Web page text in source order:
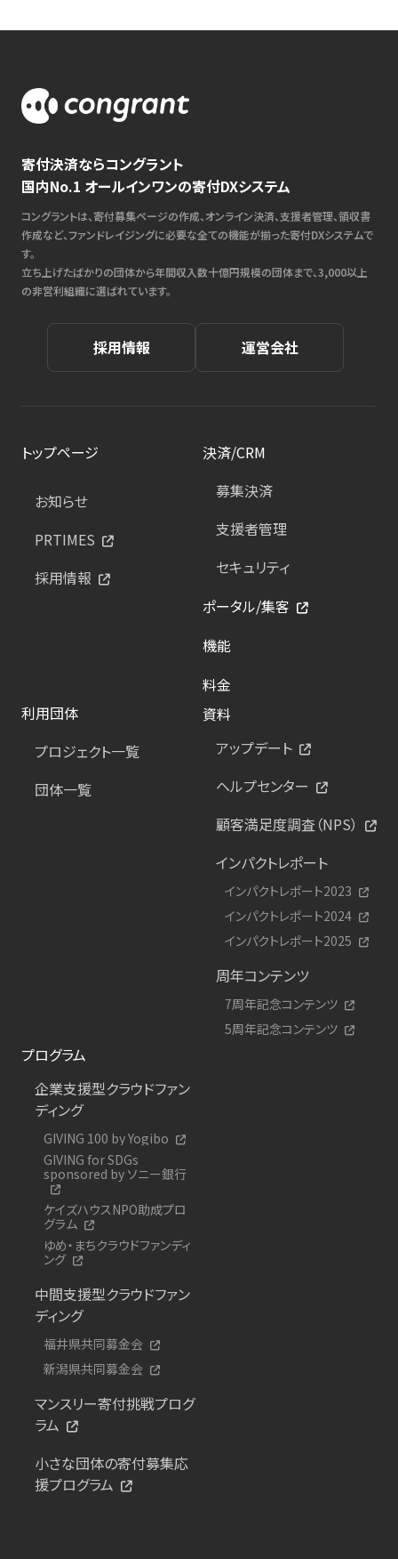
寄付決済ならコングラント
国内No.1 オールインワンの寄付DXシステム
コングラントは、寄付募集ページの作成、オンライン決済、支援者管理、領収書
作成など、ファンドレイジングに必要な全ての機能が揃った寄付DXシステムで
す。
立ち上げたばかりの団体から年間収入数十億円規模の団体まで、3,000以上
の非営利組織に選ばれています。
採用情報 運営会社
トップページ
お知らせ
PRTIMES
採用情報
決済/CRM
募集決済
支援者管理
セキュリティ
ポータル/集客
機能
料金
利用団体
プロジェクト一覧
団体一覧
資料
アップデート
ヘルプセンター
顧客満足度調査（NPS）
インパクトレポート
インパクトレポート2023
インパクトレポート2024
インパクトレポート2025
周年コンテンツ
7周年記念コンテンツ
5周年記念コンテンツ
プログラム
企業支援型クラウドファン
ディング
GIVING 100 by Yogibo
GIVING for SDGs
sponsored by ソニー銀行
ケイズハウスNPO助成プロ
グラム
ゆめ・まちクラウドファンディ
ング
中間支援型クラウドファン
ディング
福井県共同募金会
新潟県共同募金会
マンスリー寄付挑戦プログ
ラム
小さな団体の寄付募集応
援プログラム